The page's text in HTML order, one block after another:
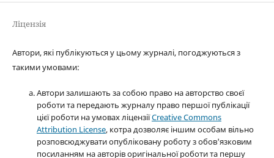
Ліцензія
Автори, які публікуються у цьому журналі, погоджуються з
такими умовами:
Автори залишають за собою право на авторство своєї
роботи та передають журналу право першої публікації
цієї роботи на умовах ліцензіїCreative Commons
Attribution License, котра дозволяє іншим особам вільно
розповсюджувати опубліковану роботу з обов'язковим
посиланням на авторів оригінальної роботи та першу